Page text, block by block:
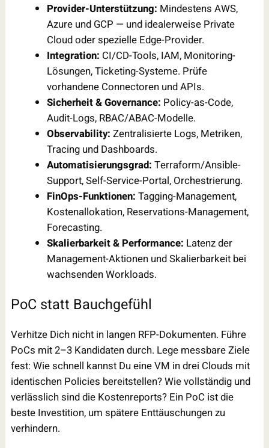
Provider-Unterstützung: Mindestens AWS,
Azure und GCP — und idealerweise Private
Cloud oder spezielle Edge-Provider.
Integration: CI/CD-Tools, IAM, Monitoring-
Lösungen, Ticketing-Systeme. Prüfe
vorhandene Connectoren und APIs.
Sicherheit & Governance: Policy-as-Code,
Audit-Logs, RBAC/ABAC-Modelle.
Observability: Zentralisierte Logs, Metriken,
Tracing und Dashboards.
Automatisierungsgrad: Terraform/Ansible-
Support, Self-Service-Portal, Orchestrierung.
FinOps-Funktionen: Tagging-Management,
Kostenallokation, Reservations-Management,
Forecasting.
Skalierbarkeit & Performance: Latenz der
Management-Aktionen und Skalierbarkeit bei
wachsenden Workloads.
PoC statt Bauchgefühl
Verhitze Dich nicht in langen RFP-Dokumenten. Führe
PoCs mit 2–3 Kandidaten durch. Lege messbare Ziele
fest: Wie schnell kannst Du eine VM in drei Clouds mit
identischen Policies bereitstellen? Wie vollständig und
verlässlich sind die Kostenreports? Ein PoC ist die
beste Investition, um spätere Enttäuschungen zu
verhindern.